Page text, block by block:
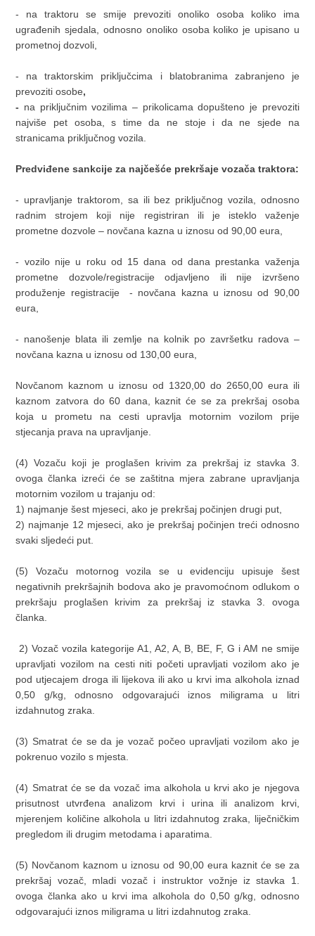
- na traktoru se smije prevoziti onoliko osoba koliko ima
ugrađenih sjedala, odnosno onoliko osoba koliko je upisano u
prometnoj dozvoli,
- na traktorskim priključcima i blatobranima zabranjeno je
prevoziti osobe,
- na priključnim vozilima – prikolicama dopušteno je prevoziti
najviše pet osoba, s time da ne stoje i da ne sjede na
stranicama priključnog vozila.
Predviđene sankcije za najčešće prekršaje vozača traktora:
- upravljanje traktorom, sa ili bez priključnog vozila, odnosno
radnim strojem koji nije registriran ili je isteklo važenje
prometne dozvole – novčana kazna u iznosu od 90,00 eura,
- vozilo nije u roku od 15 dana od dana prestanka važenja
prometne dozvole/registracije odjavljeno ili nije izvršeno
produženje registracije - novčana kazna u iznosu od 90,00
eura,
- nanošenje blata ili zemlje na kolnik po završetku radova –
novčana kazna u iznosu od 130,00 eura,
Novčanom kaznom u iznosu od 1320,00 do 2650,00 eura ili
kaznom zatvora do 60 dana, kaznit će se za prekršaj osoba
koja u prometu na cesti upravlja motornim vozilom prije
stjecanja prava na upravljanje.
(4) Vozaču koji je proglašen krivim za prekršaj iz stavka 3.
ovoga članka izreći će se zaštitna mjera zabrane upravljanja
motornim vozilom u trajanju od:
1) najmanje šest mjeseci, ako je prekršaj počinjen drugi put,
2) najmanje 12 mjeseci, ako je prekršaj počinjen treći odnosno
svaki sljedeći put.
(5) Vozaču motornog vozila se u evidenciju upisuje šest
negativnih prekršajnih bodova ako je pravomoćnom odlukom o
prekršaju proglašen krivim za prekršaj iz stavka 3. ovoga
članka.
2) Vozač vozila kategorije A1, A2, A, B, BE, F, G i AM ne smije
upravljati vozilom na cesti niti početi upravljati vozilom ako je
pod utjecajem droga ili lijekova ili ako u krvi ima alkohola iznad
0,50 g/kg, odnosno odgovarajući iznos miligrama u litri
izdahnutog zraka.
(3) Smatrat će se da je vozač počeo upravljati vozilom ako je
pokrenuo vozilo s mjesta.
(4) Smatrat će se da vozač ima alkohola u krvi ako je njegova
prisutnost utvrđena analizom krvi i urina ili analizom krvi,
mjerenjem količine alkohola u litri izdahnutog zraka, liječničkim
pregledom ili drugim metodama i aparatima.
(5) Novčanom kaznom u iznosu od 90,00 eura kaznit će se za
prekršaj vozač, mladi vozač i instruktor vožnje iz stavka 1.
ovoga članka ako u krvi ima alkohola do 0,50 g/kg, odnosno
odgovarajući iznos miligrama u litri izdahnutog zraka.